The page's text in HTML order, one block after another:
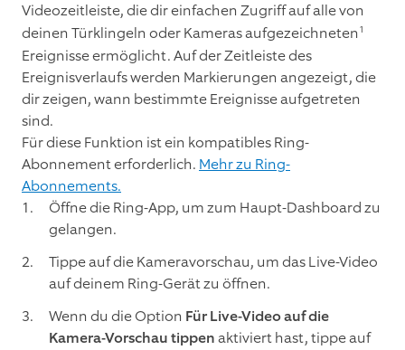
Videozeitleiste, die dir einfachen Zugriff auf alle von
deinen Türklingeln oder Kameras aufgezeichneten 1
Ereignisse ermöglicht. Auf der Zeitleiste des
Ereignisverlaufs werden Markierungen angezeigt, die
dir zeigen, wann bestimmte Ereignisse aufgetreten
sind.
Für diese Funktion ist ein kompatibles Ring-
Abonnement erforderlich. Mehr zu Ring-
Abonnements.
Öffne die Ring-App, um zum Haupt-Dashboard zu
gelangen.
Tippe auf die Kameravorschau, um das Live-Video
auf deinem Ring-Gerät zu öffnen.
Wenn du die Option Für Live-Video auf die
Kamera-Vorschau tippenaktiviert hast, tippe auf